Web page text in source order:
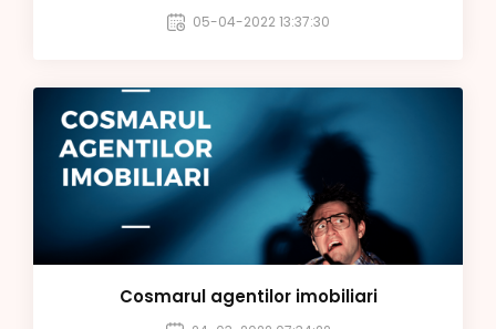
05-04-2022 13:37:30
Cosmarul agentilor imobiliari